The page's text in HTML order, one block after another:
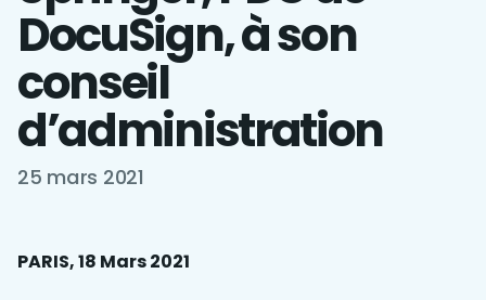
DocuSign, à son
conseil
d’administration
25 mars 2021
PARIS, 18 Mars 2021